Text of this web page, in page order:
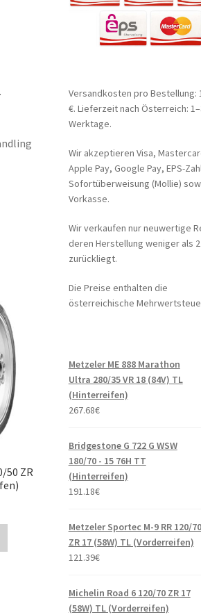
50 ZR
Versandkosten pro Bestellung:
€. Lieferzeit nach Österreich:
Werktage.
Wir akzeptieren Visa,
Apple Pay, Google Pay, EPS-
Sofortüberweisung (Mollie)
Vorkasse.
Wir verkaufen nur neuwertige
deren Herstellung weniger als
zurückliegt.
Die Preise enthalten die
österreichische
Metzeler ME 888 Marathon
Ultra 280/35 VR 18 (84V) TL
(Hinterreifen)
267.68€
Bridgestone G 722 G WSW
180/70 - 15 76H TT
(Hinterreifen)
191.18€
Metzeler Sportec M-9 RR 120/70
ZR 17 (58W) TL (Vorderreifen)
121.39€
Michelin Road 6 120/70 ZR 17
(58W) TL (Vorderreifen)